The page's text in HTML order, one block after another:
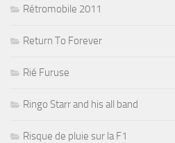
Rétromobile 2011
Return To Forever
Rié Furuse
Ringo Starr and his all band
Risque de pluie sur la F1